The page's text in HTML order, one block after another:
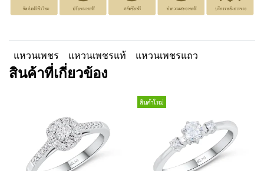
แหวนเพชร แหวนเพชรแท้ แหวนเพชรแถว
สินค้าที่เกี่ยวข้อง
สินค้าใหม่